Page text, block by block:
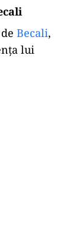
Becali,
lui